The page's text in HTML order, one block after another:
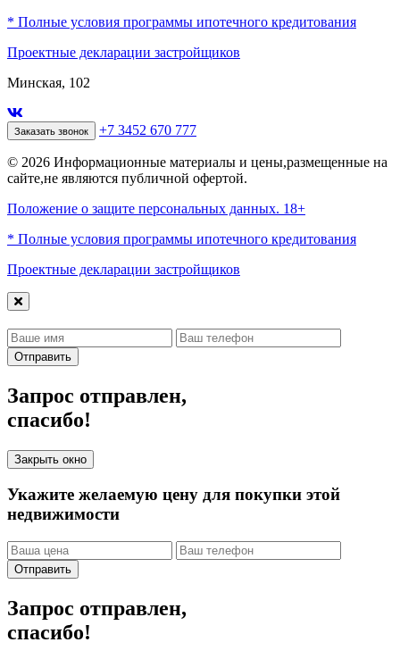
* Полные условия программы ипотечного кредитования
Проектные декларации застройщиков
Минская, 102
Заказать звонок +7 3452 670 777
© 2026 Информационные материалы и цены,размещенные на
сайте,не являются публичной офертой.
Положение о защите персональных данных. 18+
* Полные условия программы ипотечного кредитования
Проектные декларации застройщиков
Отправить
Запрос отправлен,
спасибо!
Закрыть окно
Укажите желаемую цену для покупки этой
недвижимости
Отправить
Запрос отправлен,
спасибо!